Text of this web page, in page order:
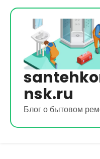
Перейти
содержимому
nsk.ru
Блог о бытовом